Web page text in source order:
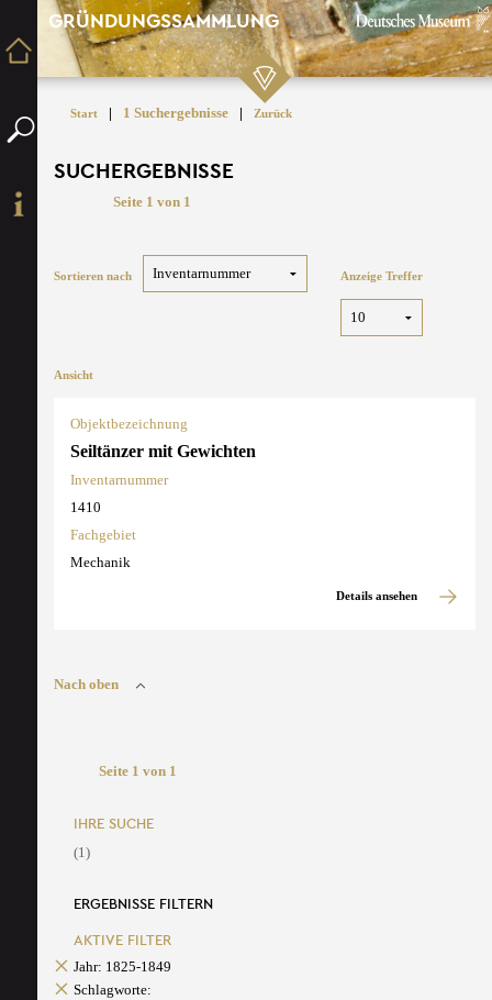
GRÜNDUNGSSAMMLUNG
Start | 1 Suchergebnisse | Zurück
SUCHERGEBNISSE
Seite 1 von 1
Sortieren nach Anzeige Treffer
Ansicht
Objektbezeichnung
Seiltänzer mit Gewichten
Inventarnummer
1410
Fachgebiet
Mechanik
Details ansehen
Nach oben
Seite 1 von 1
IHRE SUCHE
(1)
ERGEBNISSE FILTERN
AKTIVE FILTER
Jahr: 1825-1849
Schlagworte: